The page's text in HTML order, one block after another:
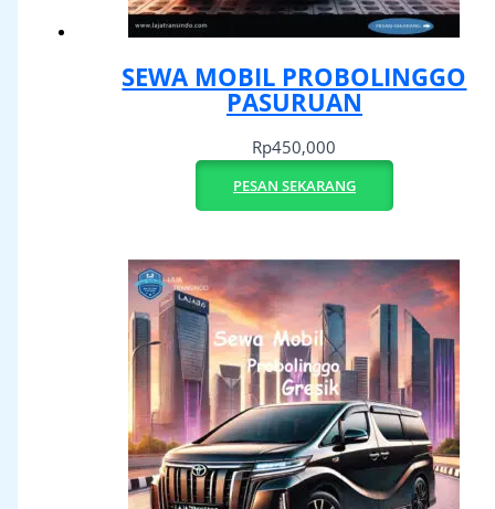
SEWA MOBIL PROBOLINGGO
PASURUAN
Rp450,000
PESAN SEKARANG